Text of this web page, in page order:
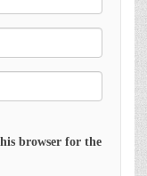
browser for the